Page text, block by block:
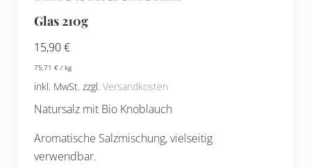
Glas 210g
15,90€
75,71 € /kg
inkl. MwSt. zzgl. Versandkosten
Natursalz mit Bio Knoblauch
Aromatische Salzmischung, vielseitig
verwendbar.